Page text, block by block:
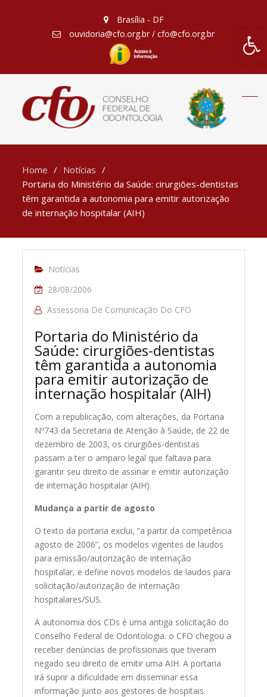
Barra
Brasília - DF
ouvidoria@cfo.org.br / cfo@cfo.org.br
Home
Notícias
Portaria do Ministério da Saúde: cirurgiões-dentistas
têm garantida a autonomia para emitir autorização
de internação hospitalar (AIH)
Notícias
28/08/2006
Assessoria De Comunicação Do CFO
Portaria do Ministério da
Saúde: cirurgiões-dentistas
têm garantida a autonomia
para emitir autorização de
internação hospitalar (AIH)
Com a republicação, com alterações, da Portaria
Nº743 da Secretaria de Atenção à Saúde, de 22 de
dezembro de 2003, os cirurgiões-dentistas
passam a ter o amparo legal que faltava para
garantir seu direito de assinar e emitir autorização
de internação hospitalar (AIH).
Mudança a partir de agosto
O texto da portaria exclui, “a partir da competência
agosto de 2006”, os modelos vigentes de laudos
para emissão/autorização de internação
hospitalar, e define novos modelos de laudos para
solicitação/autorização de internação
hospitalares/SUS.
A autonomia dos CDs é uma antiga solicitação do
Conselho Federal de Odontologia. o CFO chegou a
receber denúncias de profissionais que tiveram
negado seu direito de emitir uma AIH. A portaria
irá suprir a dificuldade em disseminar essa
informação junto aos gestores de hospitais.